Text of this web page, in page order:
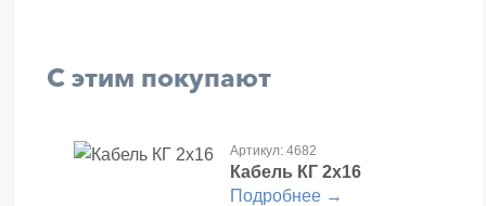
С этим покупают
Артикул: 4682
Кабель КГ 2х16
Подробнее →